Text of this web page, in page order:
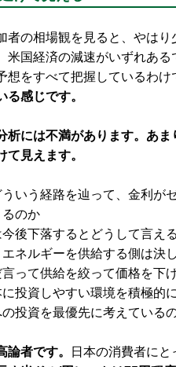
の相場観を見ると、やはり
米国経済の減速がいずれあ
をすべて把握しているわけ
る感じです。
析には不満があります。あ
て見えます。
ういう経路を辿って、金利が
のか
今後下落するとどうして言え
ネルギーを供給する側は決
って供給を絞って価格を下
に投資しやすい環境を積極
の投資を最優先に考えている
論者です。 日本の消費者にと